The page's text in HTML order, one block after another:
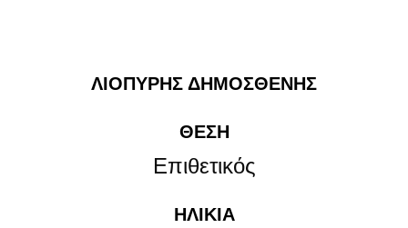
ΛΙΟΠΥΡΗΣ ΔΗΜΟΣΘΕΝΗΣ
ΘΕΣΗ
Επιθετικός
ΗΛΙΚΊΑ